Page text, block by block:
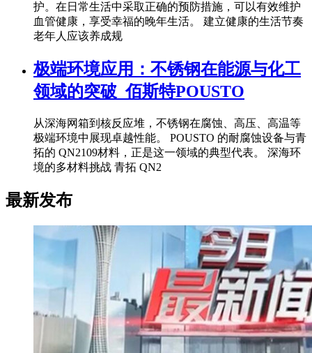
护。在日常生活中采取正确的预防措施，可以有效维护
血管健康，享受幸福的晚年生活。 建立健康的生活节奏
老年人应该养成规
极端环境应用：不锈钢在能源与化工
领域的突破_佰斯特POUSTO
从深海网箱到核反应堆，不锈钢在腐蚀、高压、高温等
极端环境中展现卓越性能。 POUSTO 的耐腐蚀设备与青
拓的 QN2109材料，正是这一领域的典型代表。 深海环
境的多材料挑战 青拓 QN2
最新发布